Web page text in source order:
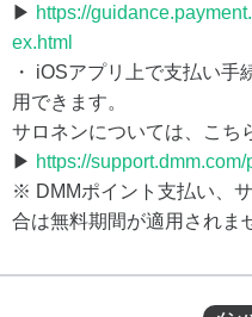
▶ https://
ex.html
・ iOSアプリ上で支払い手
用できます。
サロネンについては、こち
▶ https://
※ DMMポイント支払い、
合は無料期間が適用されま